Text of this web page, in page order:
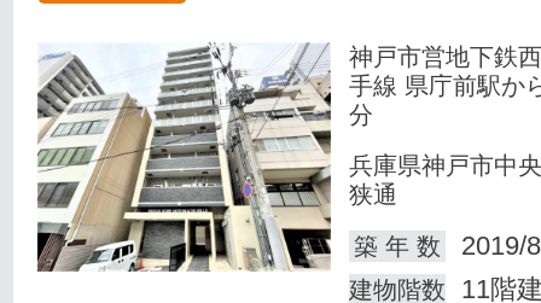
神戸市営地下鉄
手線 県庁前駅か
分
兵庫県神戸市中
狭通
築 年 数
2019/
建物階数 11階